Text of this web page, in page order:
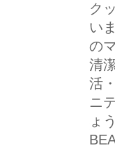
ク
い
の
清
活
ニ
ょ